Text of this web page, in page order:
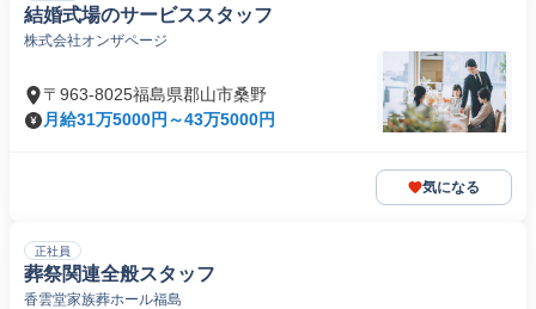
結婚式場のサービススタッフ
株式会社オンザページ
〒963-8025福島県郡山市桑野
月給31万5000円～43万5000円
気になる
正社員
葬祭関連全般スタッフ
香雲堂家族葬ホール福島